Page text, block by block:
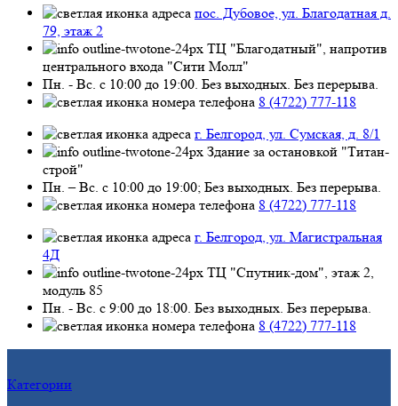
пос. Дубовое, ул. Благодатная д.
79, этаж 2
ТЦ "Благодатный", напротив
центрального входа "Сити Молл"
Пн. - Вс. с 10:00 до 19:00. Без выходных. Без перерыва.
8 (4722) 777-118
г. Белгород, ул. Сумская, д. 8/1
Здание за остановкой "Титан-
строй"
Пн. – Вс. с 10:00 до 19:00; Без выходных. Без перерыва.
8 (4722) 777-118
г. Белгород, ул. Магистральная
4Д
ТЦ "Спутник-дом", этаж 2,
модуль 85
Пн. - Вс. с 9:00 до 18:00. Без выходных. Без перерыва.
8 (4722) 777-118
Категории